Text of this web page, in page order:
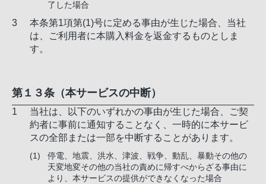
了した場合
本条第1項第(1)号に定める事由が生じた場合、当社
は、ご利用者に本購入料金を返金するものとしま
す。
第１３条（本サービスの中断）
当社は、以下のいずれかの事由が生じた場合、ご契
約者に事前に通知することなく、一時的に本サービ
スの全部または一部を中断することがあります。
停電、地震、洪水、津波、戦争、動乱、暴動その他の
天変地変その他の当社の責めに帰すべからざる事由に
より、本サービスの提供ができなくなった場合